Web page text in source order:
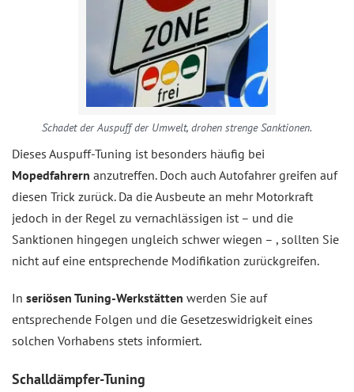
Schadet der Auspuff der Umwelt, drohen strenge Sanktionen.
Dieses Auspuff-Tuning ist besonders häufig bei
Mopedfahrern anzutreffen. Doch auch Autofahrer greifen auf
diesen Trick zurück. Da die Ausbeute an mehr Motorkraft
jedoch in der Regel zu vernachlässigen ist – und die
Sanktionen hingegen ungleich schwer wiegen – , sollten Sie
nicht auf eine entsprechende Modifikation zurückgreifen.
In seriösen Tuning-Werkstätten werden Sie auf
entsprechende Folgen und die Gesetzeswidrigkeit eines
solchen Vorhabens stets informiert.
Schalldämpfer-Tuning